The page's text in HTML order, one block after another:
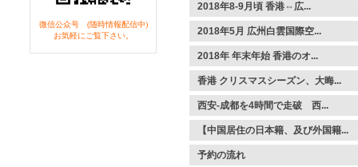
微信公众号 (随時情報配信中)
お気軽にご覧下さい。
2018年8-9月頃 香港⇔広...
2018年5月 広州白雲国際空...
2018年 年末年始 香港のオ...
香港 クリスマスシーズン、大晦...
西安-成都を4時間で走破 西...
【中国居住の日本籍、及び外国籍...
予約の流れ